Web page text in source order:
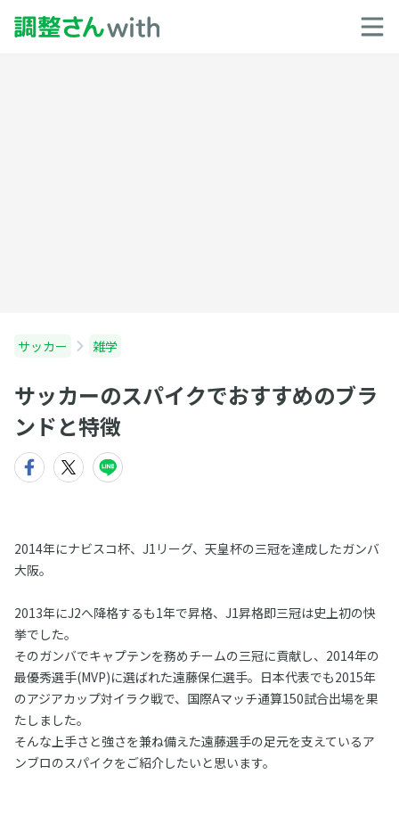
サッカー 雑学
サッカーのスパイクでおすすめのブラ
ンドと特徴
2014年にナビスコ杯、J1リーグ、天皇杯の三冠を達成したガンバ
大阪。
2013年にJ2へ降格するも1年で昇格、J1昇格即三冠は史上初の快
挙でした。
そのガンバでキャプテンを務めチームの三冠に貢献し、2014年の
最優秀選手(MVP)に選ばれた遠藤保仁選手。日本代表でも2015年
のアジアカップ対イラク戦で、国際Aマッチ通算150試合出場を果
たしました。
そんな上手さと強さを兼ね備えた遠藤選手の足元を支えているア
ンブロのスパイクをご紹介したいと思います。